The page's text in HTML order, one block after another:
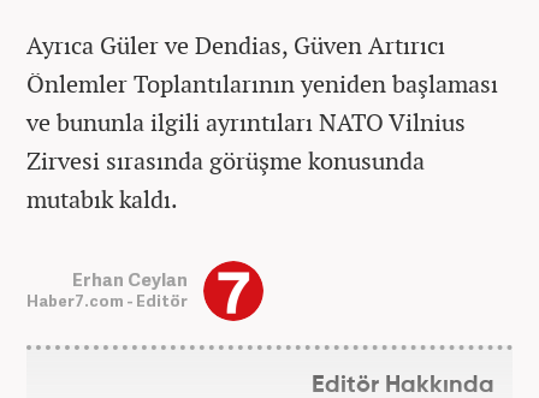
Ayrıca Güler ve Dendias, Güven Artırıcı
Önlemler Toplantılarının yeniden başlaması
ve bununla ilgili ayrıntıları NATO Vilnius
Zirvesi sırasında görüşme konusunda
mutabık kaldı.
Erhan Ceylan
Haber7.com - Editör
Editör Hakkında